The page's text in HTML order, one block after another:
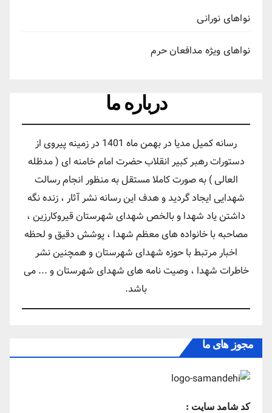
نواهای نورانی
نواهای ویژه مدافعان حرم
درباره ما
رسانه کمیل مدیا در بهمن ماه 1401 در زمینه پیروی از
دستورات رهبر کبیر انقلاب حضرت امام خامنه ای ( مدظله
العالی ) به صورت کاملا مستقل به منظور انجام رسالت
شهدایی ایجاد گردید و هدف این رسانه نشر آثار ، زنده نگه
داشتن یاد شهدا و بالخص شهدای شهرستان قیروکارزین ،
مصاحبه با خانواده های معظم شهدا ، پوشش دقیق و لحظه
اخبار مرتبط با حوزه شهدای شهرستان و همچنین نشر
خاطرات شهدا ، وصیت نامه های شهدای شهرستان و ... می
باشد.
مجوز های ما
کد شامد سایت :